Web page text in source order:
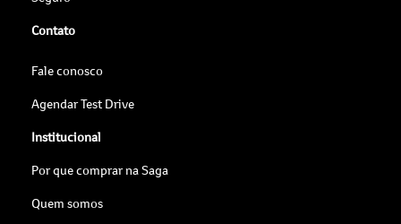
Contato
Fale conosco
Agendar Test Drive
Institucional
Por que comprar na Saga
Quem somos